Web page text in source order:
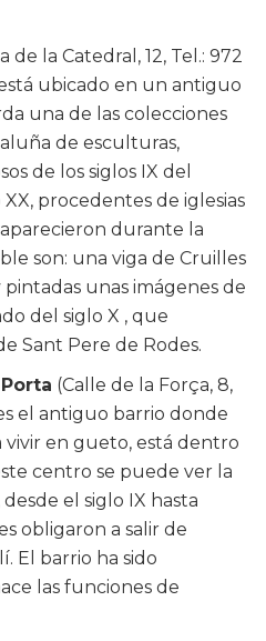
de la Catedral, 12, Tel.: 972
ubicado en un antiguo
una de las colecciones
de esculturas,
de los siglos IX del
procedentes de iglesias
durante la
son: una viga de Cruilles
unas imágenes de
del siglo X , que
Sant Pere de Rodes.
(Calle de la Força, 8,
es el antiguo barrio donde
vivir en gueto, está dentro
centro se puede ver la
el siglo IX hasta
obligaron a salir de
El barrio ha sido
las funciones de